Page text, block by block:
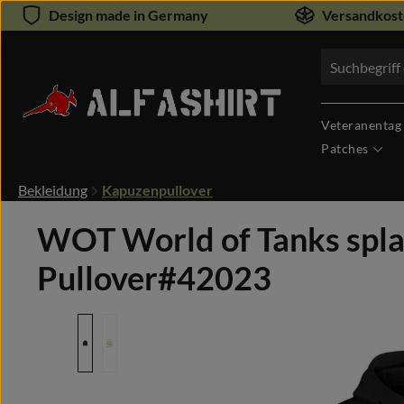
Hauptinhalt springen
Zur Suche springen
Design made in Germany
Patches
Bekleidung Kapuzenpullover
WOT World of Tanks
Pullover#42023